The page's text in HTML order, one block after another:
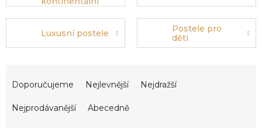
Luxusní postele
Postele pro
děti
Doporučujeme Nejlevnější Nejdražší
Nejprodávanější Abecedně